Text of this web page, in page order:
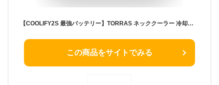
【COOLIFY2S 最強バッテリー】TORRAS ネッククーラー 冷却プレート 首掛け扇風機 【アプリ制御 首に密着 瞬間冷感】半導体冷却 ネックファン 熱中症対策 急速充電 キャンプ/山登り/旅行/通勤
この商品をサイトでみる